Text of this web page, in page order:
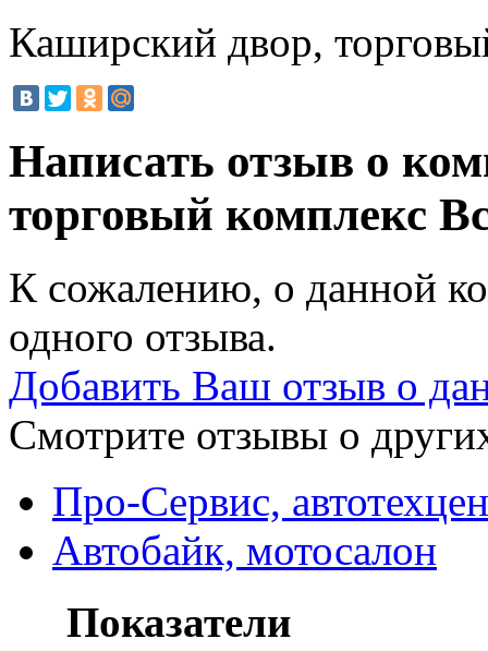
Каширский двор,
Написать отзыв о
торговый комплекс
К сожалению, о данной
одного отзыва.
Добавить Ваш отзыв о
Смотрите отзывы о
Про-Сервис,
Автобайк, мотосалон
Показатели